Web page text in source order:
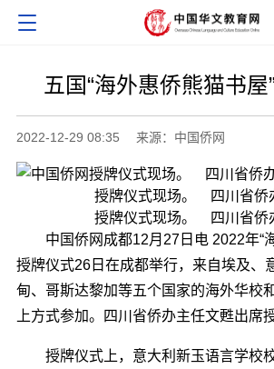
五国“海外惠侨熊猫书屋
2022-12-29 08:35 来源：中国侨网
授牌仪式现场。 四川省侨
授牌仪式现场。 四川省侨
中国侨网成都12月27日电 2022年“
授牌仪式26日在成都举行，来自埃及、
甸、哥斯达黎加等五个国家的海外华校
上方式参加。四川省侨办主任文甦出席
授牌仪式上，意大利新玉语言学校